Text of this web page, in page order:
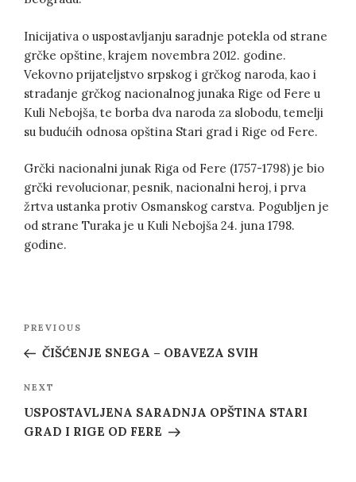
Inicijativa o uspostavljanju saradnje potekla od strane
grčke opštine, krajem novembra 2012. godine.
Vekovno prijateljstvo srpskog i grčkog naroda, kao i
stradanje grčkog nacionalnog junaka Rige od Fere u
Kuli Nebojša, te borba dva naroda za slobodu, temelji
su budućih odnosa opština Stari grad i Rige od Fere.
Grčki nacionalni junak Riga od Fere (1757-1798) je bio
grčki revolucionar, pesnik, nacionalni heroj, i prva
žrtva ustanka protiv Osmanskog carstva. Pogubljen je
od strane Turaka je u Kuli Nebojša 24. juna 1798.
godine.
navigation
Previous
Post
PREVIOUS
ČIŠĆENJE SNEGA – OBAVEZA SVIH
Next
Post
NEXT
USPOSTAVLJENA SARADNJA OPŠTINA STARI
GRAD I RIGE OD FERE